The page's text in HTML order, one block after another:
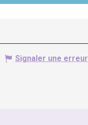
Signaler une erreur